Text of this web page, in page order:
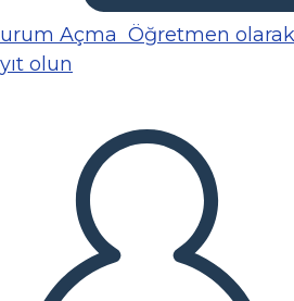
Açma Öğretmen olarak
olun